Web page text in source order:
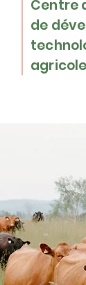
Centre
de